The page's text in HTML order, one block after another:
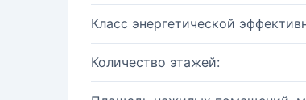
Класс энергетической
Количество этажей: